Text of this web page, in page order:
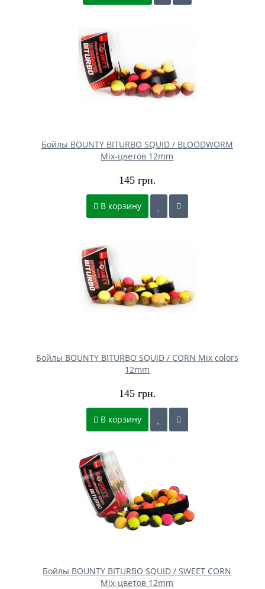
Бойлы BOUNTY BITURBO SQUID / BLOODWORM
Mix-цветов 12mm
145 грн.
В корзину
Бойлы BOUNTY BITURBO SQUID / CORN Mix colors
12mm
145 грн.
В корзину
Бойлы BOUNTY BITURBO SQUID / SWEET CORN
Mix-цветов 12mm